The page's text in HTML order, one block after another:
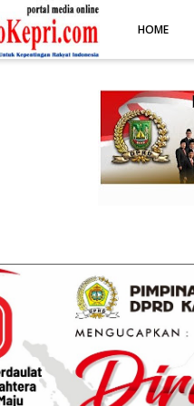
0 auto; max-width: 100%;
HOME